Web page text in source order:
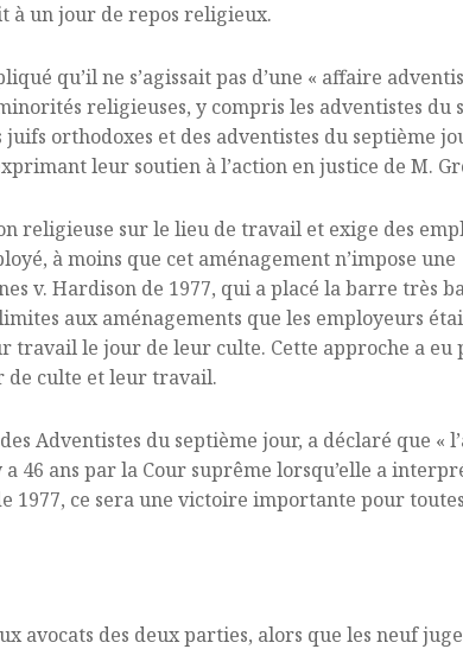
à un jour de repos religieux.
qu’il ne s’agissait pas d’une « affaire
religieuses, y compris les adventistes du
orthodoxes et des adventistes du septième
leur soutien à l’action en justice de M.
religieuse sur le lieu de travail et exige des
à moins que cet aménagement n’impose une
v. Hardison de 1977, qui a placé la barre très
aux aménagements que les employeurs
travail le jour de leur culte. Cette approche a eu
de culte et leur travail.
Adventistes du septième jour, a déclaré que «
46 ans par la Cour suprême lorsqu’elle a
1977, ce sera une victoire importante pour
avocats des deux parties, alors que les neuf